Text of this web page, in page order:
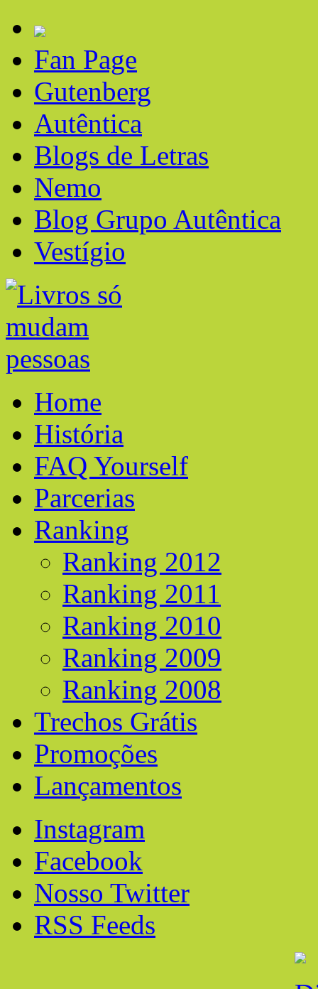
Fan Page
Gutenberg
Autêntica
Blogs de Letras
Nemo
Blog Grupo Autêntica
Vestígio
Home
História
FAQ Yourself
Parcerias
Ranking
Ranking 2012
Ranking 2011
Ranking 2010
Ranking 2009
Ranking 2008
Trechos Grátis
Promoções
Lançamentos
Instagram
Facebook
Nosso Twitter
RSS Feeds